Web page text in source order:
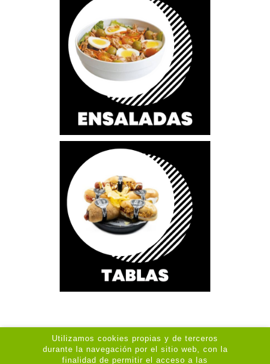
Su Cuenta
Utilizamos cookies propias y de terceros
durante la navegación por el sitio web, con la
finalidad de permitir el acceso a las